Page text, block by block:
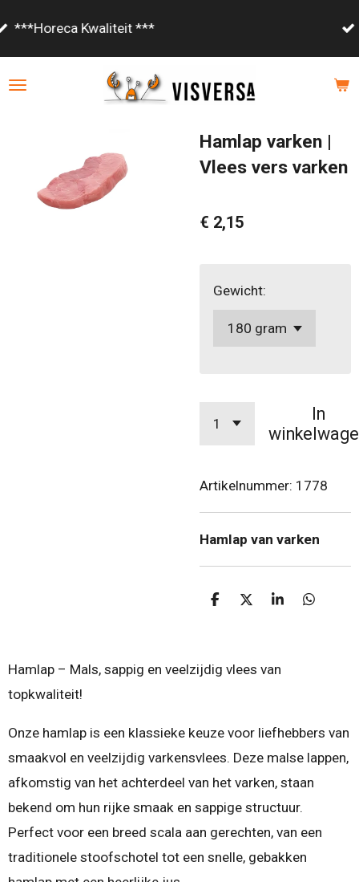
Ga
de
Vanaf €85,- gratis bezorgd!
Hamlap varken |
Vlees vers varken
€ 2,15
Gewicht:
In
Artikelnummer: 1778
Hamlap van varken
D
D
S
D
Hamlap – Mals, sappig en veelzijdig vlees van
topkwaliteit!
Onze hamlap is een klassieke keuze voor liefhebbers van
smaakvol en veelzijdig varkensvlees. Deze malse lappen,
afkomstig van het achterdeel van het varken, staan
bekend om hun rijke smaak en sappige structuur.
Perfect voor een breed scala aan gerechten, van een
traditionele stoofschotel tot een snelle, gebakken